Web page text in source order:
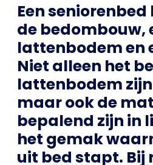
Een
de bedombouw,
lattenbodem en
Niet alleen het
lattenbodem
maar ook de
bepalend zijn in
het gemak
uit bed stapt.